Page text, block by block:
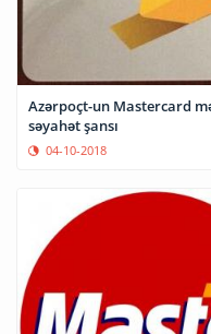
Azərpoçt-un Mastercard
səyahət şansı
04-10-2018